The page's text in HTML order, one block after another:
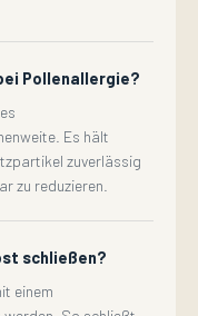
Pollenallergie?
Es hält
zuverlässig
zu reduzieren.
schließen?
einem